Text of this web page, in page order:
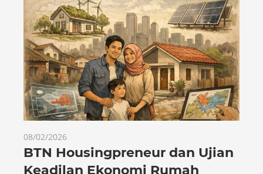
08/02/2026
BTN Housingpreneur dan Ujian
Keadilan Ekonomi Rumah